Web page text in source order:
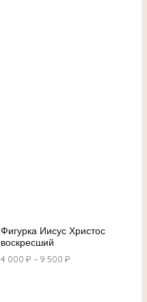
Фигурка Иисус Христос
воскресший
4 000 ₽ – 9 500 ₽